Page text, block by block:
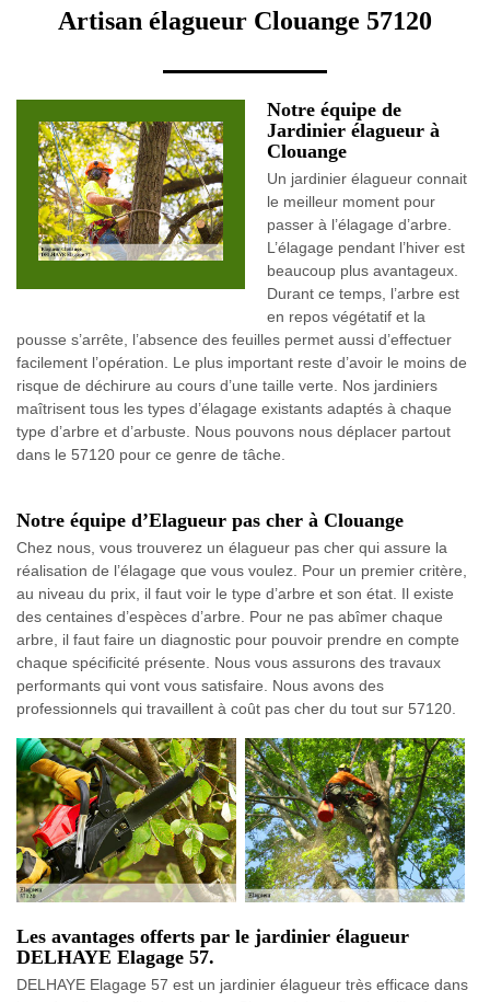
Artisan élagueur Clouange 57120
Notre équipe de
Jardinier élagueur à
Clouange
Un jardinier élagueur connait
le meilleur moment pour
passer à l’élagage d’arbre.
L’élagage pendant l’hiver est
beaucoup plus avantageux.
Durant ce temps, l’arbre est
en repos végétatif et la
pousse s’arrête, l’absence des feuilles permet aussi d’effectuer
facilement l’opération. Le plus important reste d’avoir le moins de
risque de déchirure au cours d’une taille verte. Nos jardiniers
maîtrisent tous les types d’élagage existants adaptés à chaque
type d’arbre et d’arbuste. Nous pouvons nous déplacer partout
dans le 57120 pour ce genre de tâche.
Notre équipe d’Elagueur pas cher à Clouange
Chez nous, vous trouverez un élagueur pas cher qui assure la
réalisation de l’élagage que vous voulez. Pour un premier critère,
au niveau du prix, il faut voir le type d’arbre et son état. Il existe
des centaines d’espèces d’arbre. Pour ne pas abîmer chaque
arbre, il faut faire un diagnostic pour pouvoir prendre en compte
chaque spécificité présente. Nous vous assurons des travaux
performants qui vont vous satisfaire. Nous avons des
professionnels qui travaillent à coût pas cher du tout sur 57120.
Les avantages offerts par le jardinier élagueur
DELHAYE Elagage 57.
DELHAYE Elagage 57 est un jardinier élagueur très efficace dans